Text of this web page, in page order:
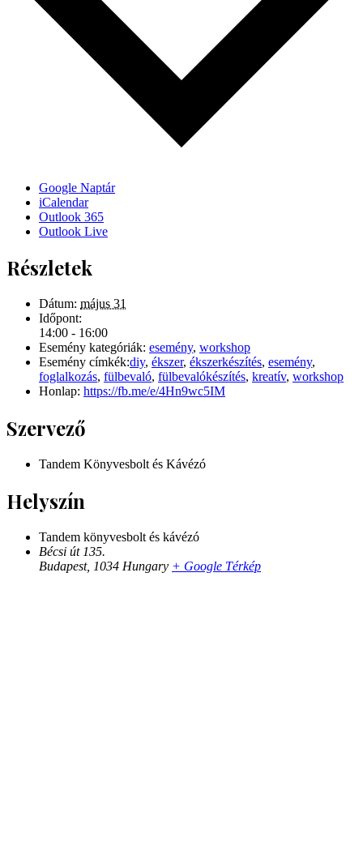
Google Naptár
iCalendar
Outlook 365
Outlook Live
Részletek
Dátum: május 31
Időpont:
14:00 - 16:00
Esemény kategóriák: esemény, workshop
Esemény címkék:diy, ékszer, ékszerkészítés, esemény,
foglalkozás, fülbevaló, fülbevalókészítés, kreatív, workshop
Honlap: https://fb.me/e/4Hn9wc5IM
Szervező
Tandem Könyvesbolt és Kávézó
Helyszín
Tandem könyvesbolt és kávézó
Bécsi út 135.
Budapest, 1034 Hungary + Google Térkép